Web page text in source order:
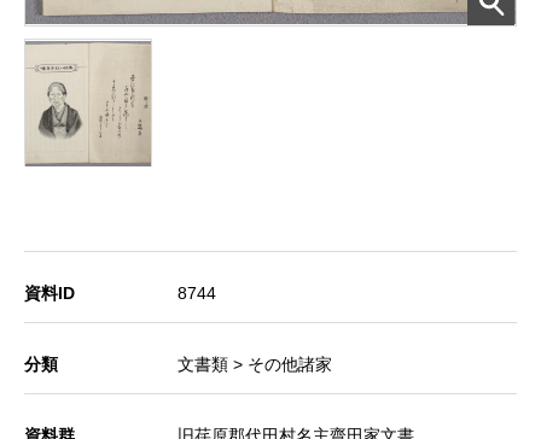
資料ID 8744
分類 文書類 > その他諸家
資料群 旧荏原郡代田村名主齋田家文書